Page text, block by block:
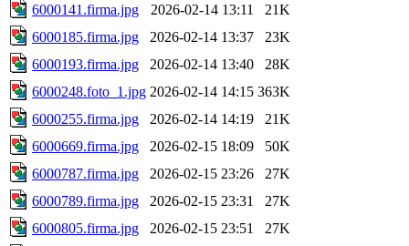
6000141.firma.jpg
2026-02-14 13:11
21K
6000185.firma.jpg
2026-02-14 13:37
23K
6000193.firma.jpg
2026-02-14 13:40
28K
6000248.foto_1.jpg 2026-02-14 14:15 363K
6000255.firma.jpg
2026-02-14 14:19
21K
6000669.firma.jpg
2026-02-15 18:09
50K
6000787.firma.jpg
2026-02-15 23:26
27K
6000789.firma.jpg
2026-02-15 23:31
27K
6000805.firma.jpg
2026-02-15 23:51
27K